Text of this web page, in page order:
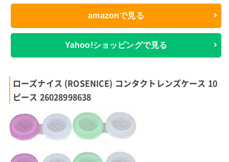
amazonで見る
Yahoo!ショッピングで見る
ローズナイス (ROSENICE) コンタクトレンズケース 10
ピース 26028998638